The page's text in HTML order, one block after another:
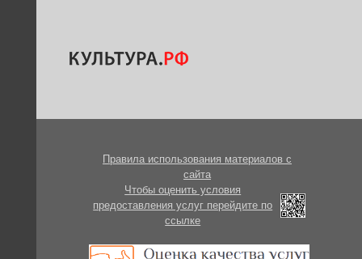
Правила использования материалов с
сайта
Чтобы оценить условия
предоставления услуг перейдите по
ссылке